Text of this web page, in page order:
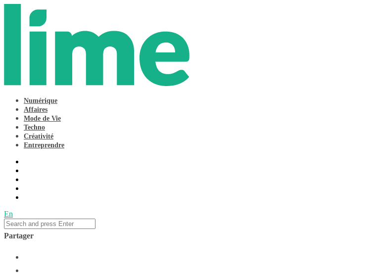
Numérique
Affaires
Mode de Vie
Techno
Créativité
Entreprendre
En
Partager